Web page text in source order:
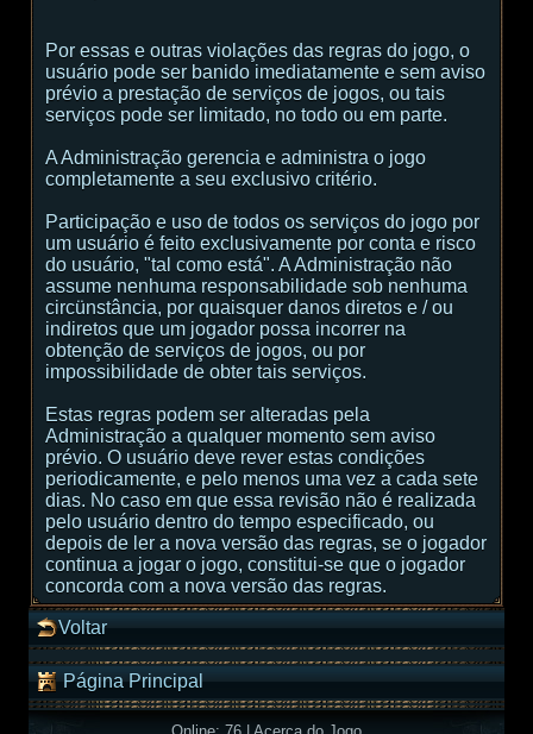
Por essas e outras violações das regras do jogo, o
usuário pode ser banido imediatamente e sem aviso
prévio a prestação de serviços de jogos, ou tais
serviços pode ser limitado, no todo ou em parte.
A Administração gerencia e administra o jogo
completamente a seu exclusivo critério.
Participação e uso de todos os serviços do jogo por
um usuário é feito exclusivamente por conta e risco
do usuário, "tal como está". A Administração não
assume nenhuma responsabilidade sob nenhuma
circünstância, por quaisquer danos diretos e / ou
indiretos que um jogador possa incorrer na
obtenção de serviços de jogos, ou por
impossibilidade de obter tais serviços.
Estas regras podem ser alteradas pela
Administração a qualquer momento sem aviso
prévio. O usuário deve rever estas condições
periodicamente, e pelo menos uma vez a cada sete
dias. No caso em que essa revisão não é realizada
pelo usuário dentro do tempo especificado, ou
depois de ler a nova versão das regras, se o jogador
continua a jogar o jogo, constitui-se que o jogador
concorda com a nova versão das regras.
Voltar
Página Principal